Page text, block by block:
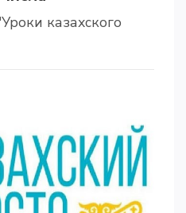
казахского